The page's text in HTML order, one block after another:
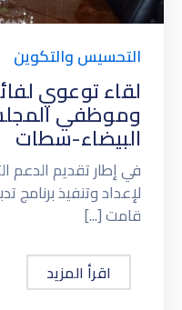
التحسيس والتكوين
لقاء توعوي
وموظفي
البيضاء-سطات
في إطار تقديم الدعم
لإعداد وتنفيذ برنامج
قامت [...]
اقرأ المزيد